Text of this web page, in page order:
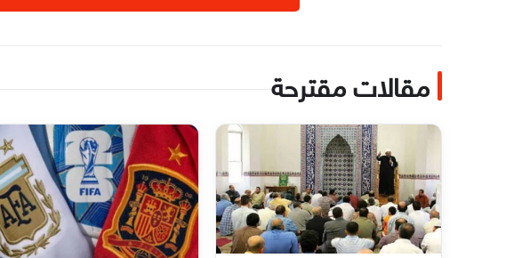
مقالات مقترحة